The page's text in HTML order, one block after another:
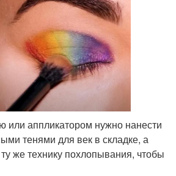
или аппликатором нужно нанести
тенями для век в складке, а
же технику похлопывания, чтобы